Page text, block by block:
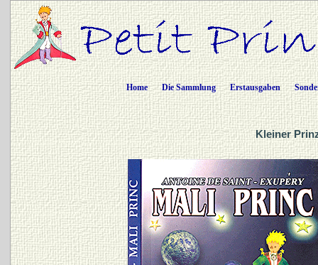
Home Die Sammlung Erstausgaben
Kleiner